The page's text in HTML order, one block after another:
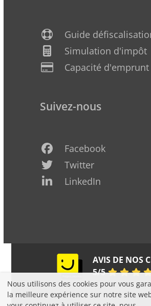
Nous utilisons des cookies pour vous
la meilleure expérience sur notre site
Guide
Simulation d'impôt
Capacité d'emprunt
Suivez-nous
Facebook
Twitter
LinkedIn
Pages
Jaunes
AVIS DE NOS
5/5
Copyright K&P Défiscalisation 2006-
- Reproduction